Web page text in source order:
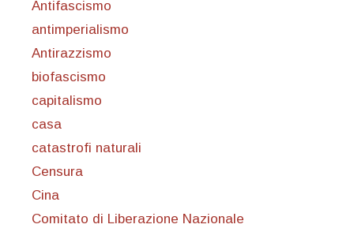
Antifascismo
antimperialismo
Antirazzismo
biofascismo
capitalismo
casa
catastrofi naturali
Censura
Cina
Comitato di Liberazione Nazionale